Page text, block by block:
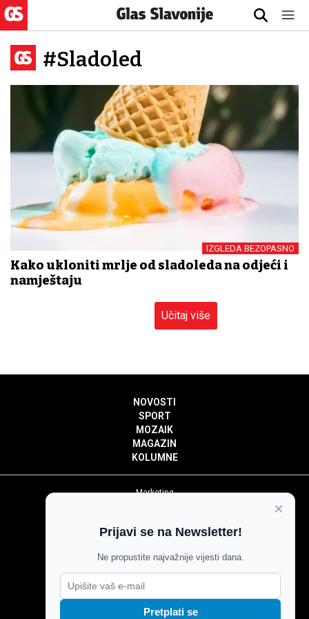
#Sladoled
IZGLEDA BEZOPASNO
Kako ukloniti mrlje od sladoleda na odjeći i
namještaju
Učitaj više
NOVOSTI
SPORT
MOZAIK
MAGAZIN
KOLUMNE
Marketing
Impressum
Pravila komentiranja
Agroglas
×
Prijavi se na Newsletter!
Ne propustite najvažnije vijesti dana.
Pretplati se